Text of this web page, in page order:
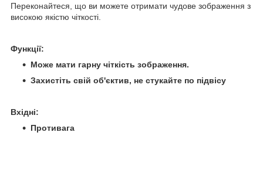
Переконайтеся, що ви можете отримати чудове зображення з
високою якістю чіткості.
Функції:
Може мати гарну чіткість зображення.
Захистіть свій об'єктив, не стукайте по підвісу
Вхідні:
Противага